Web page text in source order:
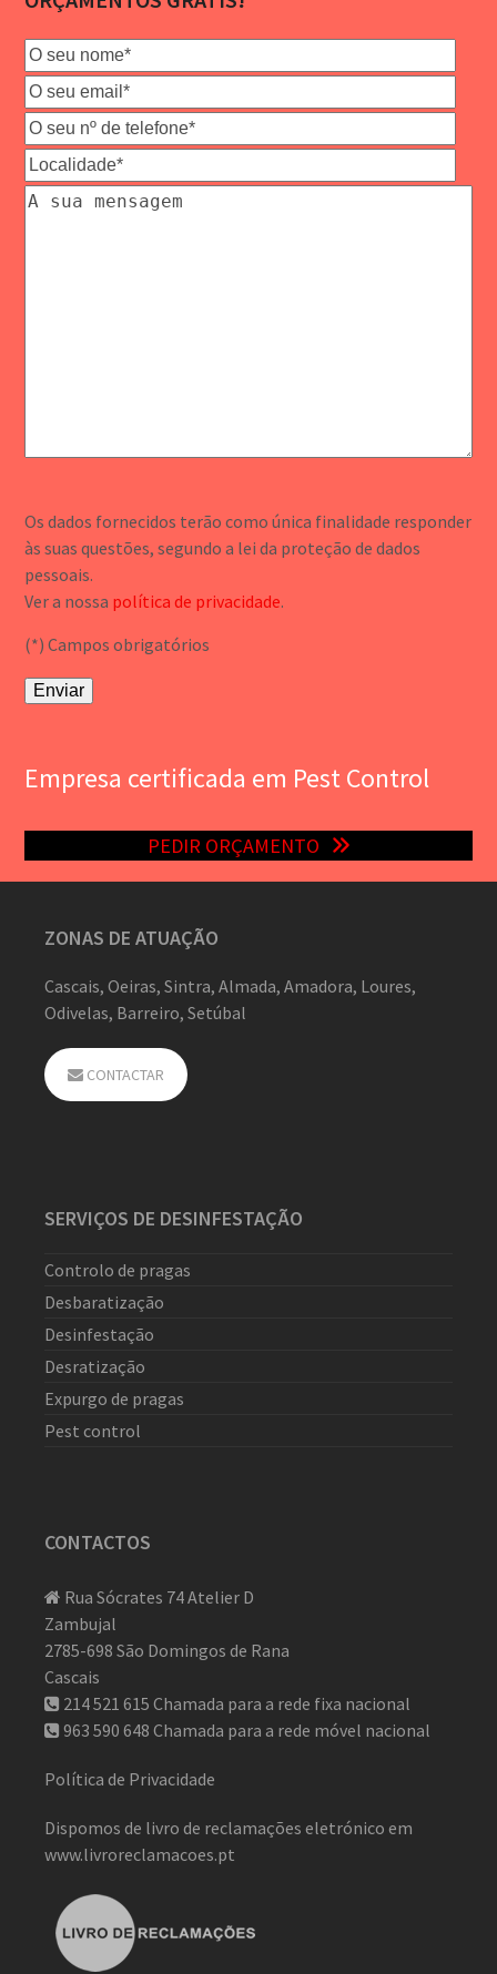
Os dados fornecidos terão como única finalidade responder
às suas questões, segundo a lei da proteção de dados
pessoais.
Ver a nossa política de privacidade.
(*) Campos obrigatórios
Empresa certificada em Pest Control
PEDIR ORÇAMENTO
ZONAS DE ATUAÇÃO
Cascais, Oeiras, Sintra, Almada, Amadora, Loures,
Odivelas, Barreiro, Setúbal
CONTACTAR
SERVIÇOS DE DESINFESTAÇÃO
Controlo de pragas
Desbaratização
Desinfestação
Desratização
Expurgo de pragas
Pest control
CONTACTOS
Rua Sócrates 74 Atelier D
Zambujal
2785-698 São Domingos de Rana
Cascais
214 521 615 Chamada para a rede fixa nacional
963 590 648 Chamada para a rede móvel nacional
Política de Privacidade
Dispomos de livro de reclamações eletrónico em
www.livroreclamacoes.pt